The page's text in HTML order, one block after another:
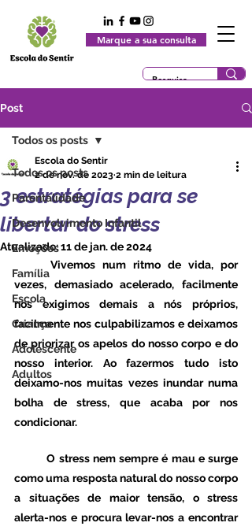
Marque a sua consulta
Post
Todos os posts
Parentalidade
Desenvolvimento Infantil
Emoções
Família
Escola
Criança
Adolescente
Adultos
Todos os posts
3 estratégias para se
libertar do stress
Escola do Sentir
2 de nov. de 2023 2 min de leitura
Atualizado:11 de jan. de 2024
vezes, demasiado acelerado, facilmente
nos exigimos demais a nós próprios,
facilmente nos culpabilizamos e deixamos
de priorizar os apelos do nosso corpo e do
nosso interior. Ao fazermos tudo isto
deixamo-nos muitas vezes inundar numa
bolha de stress, que acaba por nos
condicionar.
	O stress nem sempre é mau e surge
como uma resposta natural do nosso corpo
a situações de maior tensão, o stress
alerta-nos e procura levar-nos a encontrar